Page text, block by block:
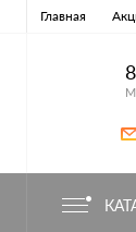
Главная